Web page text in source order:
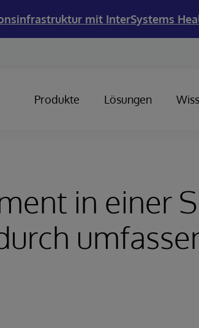
mit InterSystems
Produkte Lösungen
in einer